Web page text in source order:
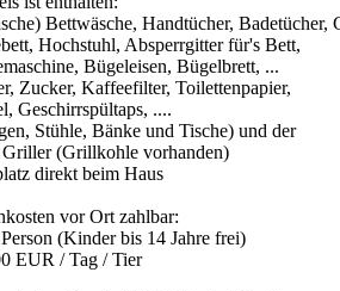
Bettwäsche, Handtücher, Badetücher,
Hochstuhl, Absperrgitter für's Bett,
Bügeleisen, Bügelbrett, ...
Zucker, Kaffeefilter, Toilettenpapier,
Geschirrspültaps, ....
Stühle, Bänke und Tische) und der
(Grillkohle vorhanden)
direkt beim Haus
vor Ort zahlbar:
(Kinder bis 14 Jahre frei)
EUR / Tag / Tier